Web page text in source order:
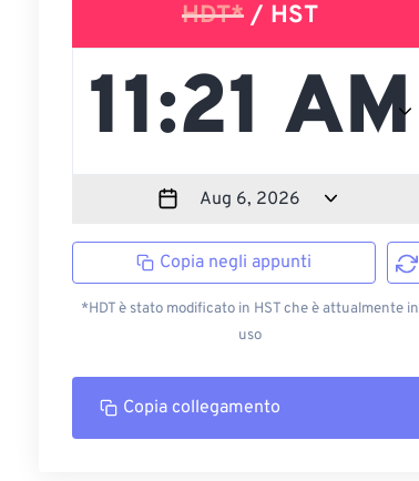
HDT*/ HST
Copia negli appunti
*HDT è stato modificato in HST che è attualmente in
uso
Copia collegamento